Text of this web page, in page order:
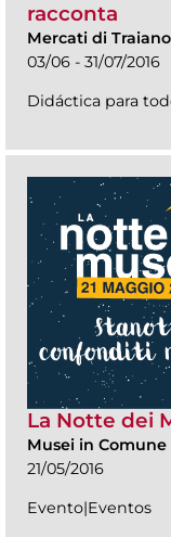
racconta
Mercati di
03/06 - 31/07/2016
Didáctica para
La Notte dei
Musei in Comune
21/05/2016
Evento|Eventos